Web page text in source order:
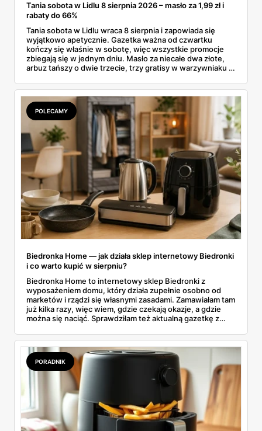
Tania sobota w Lidlu 8 sierpnia 2026 – masło za 1,99 zł i
rabaty do 66%
Tania sobota w Lidlu wraca 8 sierpnia i zapowiada się
wyjątkowo apetycznie. Gazetka ważna od czwartku
kończy się właśnie w sobotę, więc wszystkie promocje
zbiegają się w jednym dniu. Masło za niecałe dwa złote,
arbuz tańszy o dwie trzecie, trzy gratisy w warzywniaku i
całą sobotnią gazetkę Lidla strona po stronie i wybrałam
to, co naprawdę się opłaca.
POLECAMY
Biedronka Home — jak działa sklep internetowy Biedronki
i co warto kupić w sierpniu?
Biedronka Home to internetowy sklep Biedronki z
wyposażeniem domu, który działa zupełnie osobno od
marketów i rządzi się własnymi zasadami. Zamawiałam tam
już kilka razy, więc wiem, gdzie czekają okazje, a gdzie
można się naciąć. Sprawdziłam też aktualną gazetkę z
wszystko w jednym miejscu: jak zamawiać, ile trwa zwrot,
jakie kody rabatowe działają w sierpniu i które produkty
faktycznie warto włożyć do koszyka.
PORADNIK